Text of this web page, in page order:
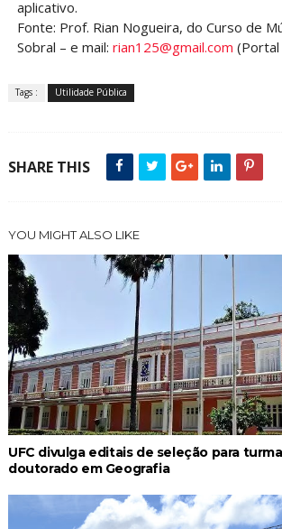
aplicativo.
Fonte: Prof. Rian Nogueira, do Curso de
Sobral – e mail: rian125@gmail.com (Portal
Tags : Utilidade Pública
SHARE THIS
YOU MIGHT ALSO LIKE
UFC divulga editais de seleção para
doutorado em Geografia